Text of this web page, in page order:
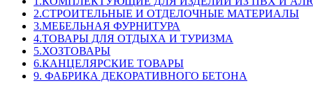
2.СТРОИТЕЛЬНЫЕ И ОТДЕЛОЧНЫЕ МАТЕРИАЛЫ
3.МЕБЕЛЬНАЯ ФУРНИТУРА
4.ТОВАРЫ ДЛЯ ОТДЫХА И ТУРИЗМА
5.ХОЗТОВАРЫ
6.КАНЦЕЛЯРСКИЕ ТОВАРЫ
9. ФАБРИКА ДЕКОРАТИВНОГО БЕТОНА